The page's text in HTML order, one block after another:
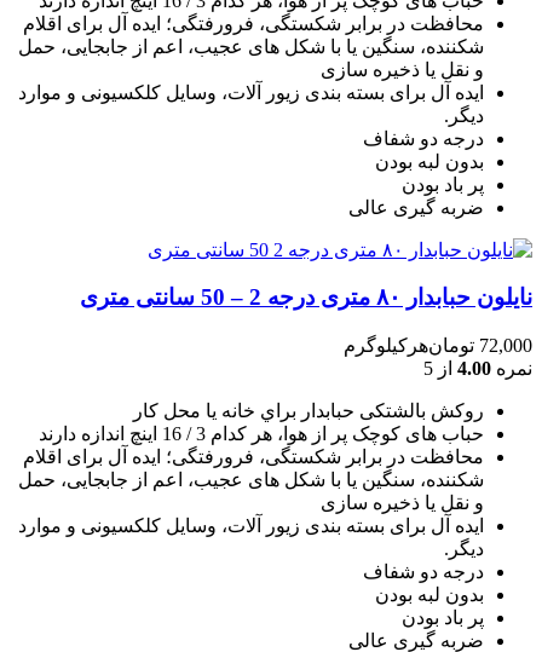
محافظت در برابر شکستگی، فرورفتگی؛ ايده آل برای اقلام
شکننده، سنگين يا با شکل های عجيب، اعم از جابجايی، حمل
و نقل يا ذخيره سازی
ایده آل برای بسته بندی زیور آلات، وسایل کلکسیونی و موارد
دیگر.
درجه دو شفاف
بدون لبه بودن
پر باد بودن
ضربه گیری عالی
نایلون حبابدار ۸۰ متری درجه 2 – 50 سانتی متری
72,000 تومانهرکیلوگرم
نمره 4.00 از 5
روکش بالشتکی حبابدار براي خانه يا محل کار
حباب های کوچک پر از هوا، هر کدام 3 / 16 اينچ اندازه دارند
محافظت در برابر شکستگی، فرورفتگی؛ ايده آل برای اقلام
شکننده، سنگين يا با شکل های عجيب، اعم از جابجايی، حمل
و نقل يا ذخيره سازی
ایده آل برای بسته بندی زیور آلات، وسایل کلکسیونی و موارد
دیگر.
درجه دو شفاف
بدون لبه بودن
پر باد بودن
ضربه گیری عالی